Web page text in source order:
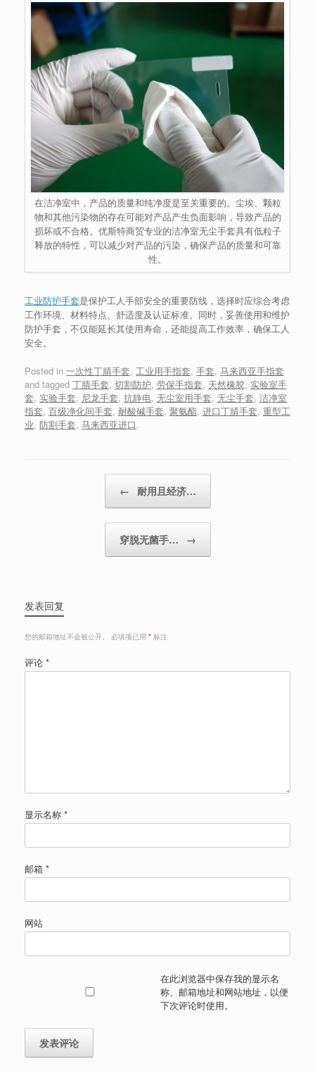
在洁净室中，产品的质量和纯净度是至关重要的。尘埃、颗粒
物和其他污染物的存在可能对产品产生负面影响，导致产品的
损坏或不合格。优斯特商贸专业的洁净室无尘手套具有低粒子
释放的特性，可以减少对产品的污染，确保产品的质量和可靠
性。
工业防护手套是保护工人手部安全的重要防线，选择时应综合考虑
工作环境、材料特点、舒适度及认证标准。同时，妥善使用和维护
防护手套，不仅能延长其使用寿命，还能提高工作效率，确保工人
安全。
Posted in 一次性丁腈手套, 工业用手指套, 手套, 马来西亚手指套
and tagged 丁腈手套, 切割防护, 劳保手指套, 天然橡胶, 实验室手
套, 实验手套, 尼龙手套, 抗静电, 无尘室用手套, 无尘手套, 洁净室
指套, 百级净化间手套, 耐酸碱手套, 聚氨酯, 进口丁腈手套, 重型工
业, 防割手套, 马来西亚进口.
← 耐用且经济…
穿脱无菌手… →
发表回复
您的邮箱地址不会被公开。 必填项已用 * 标注
评论 *
显示名称 *
邮箱 *
网站
在此浏览器中保存我的显示名
称、邮箱地址和网站地址，以便
下次评论时使用。